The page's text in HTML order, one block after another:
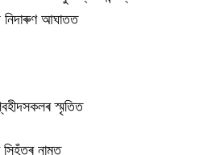
নিদাৰুণ আঘাতত
স্মৃতিত
সিহঁতৰ নামত